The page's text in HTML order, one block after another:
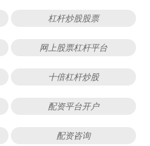
杠杆炒股股票
网上股票杠杆平台
十倍杠杆炒股
配资平台开户
配资咨询